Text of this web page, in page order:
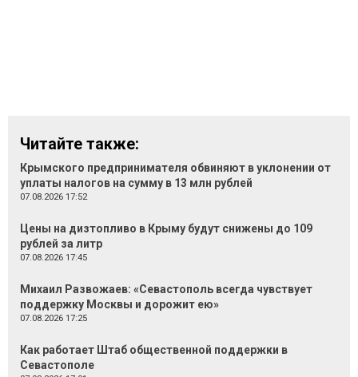
Читайте также:
Крымского предпринимателя обвиняют в уклонении от
уплаты налогов на сумму в 13 млн рублей
07.08.2026 17:52
Цены на дизтопливо в Крыму будут снижены до 109
рублей за литр
07.08.2026 17:45
Михаил Развожаев: «Севастополь всегда чувствует
поддержку Москвы и дорожит ею»
07.08.2026 17:25
Как работает Штаб общественной поддержки в
Севастополе